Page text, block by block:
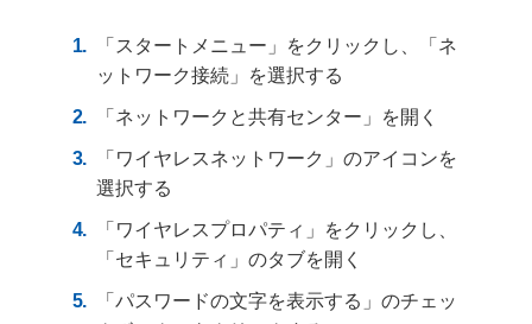
「スタートメニュー」をクリックし、「ネ
ットワーク接続」を選択する
「ネットワークと共有センター」を開く
「ワイヤレスネットワーク」のアイコンを
選択する
「ワイヤレスプロパティ」をクリックし、
「セキュリティ」のタブを開く
「パスワードの文字を表示する」のチェッ